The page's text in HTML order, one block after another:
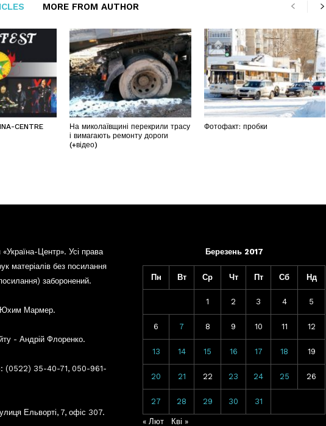
MORE FROM AUTHOR
CENTRE
На миколаївщині перекрили трасу
і вимагають ремонту дороги
(+відео)
Фотофакт: пробки
«Україна-Центр». Усі права
матеріалів без посилання
заборонений.
Мармер.
- Андрій Флоренко.
(0522) 35-40-71, 050-961-
Ельворті, 7, офіс 307.
Березень 2017
Пн Вт Ср Чт Пт Сб Нд
1 2 3 4 5
6 7 8 9 10 11 12
13 14 15 16 17 18 19
20 21 22 23 24 25 26
27 28 29 30 31
« Лют Кві »